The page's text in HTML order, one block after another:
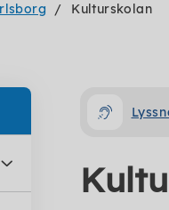
Kulturskolan